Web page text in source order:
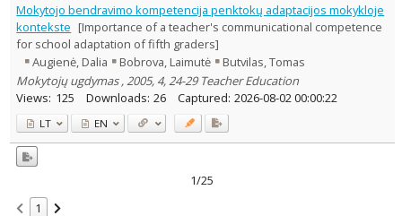
Mokytojo bendravimo kompetencija penktokų adaptacijos mokykloje
kontekste [Importance of a teacher's communicational competence
for school adaptation of fifth graders]
Augienė, Dalia
Bobrova, Laimutė
Butvilas, Tomas
Mokytojų ugdymas , 2005, 4, 24-29 Teacher Education
Views: 125 Downloads: 26 Captured: 2026-08-02 00:00:22
LT EN
1/25
1